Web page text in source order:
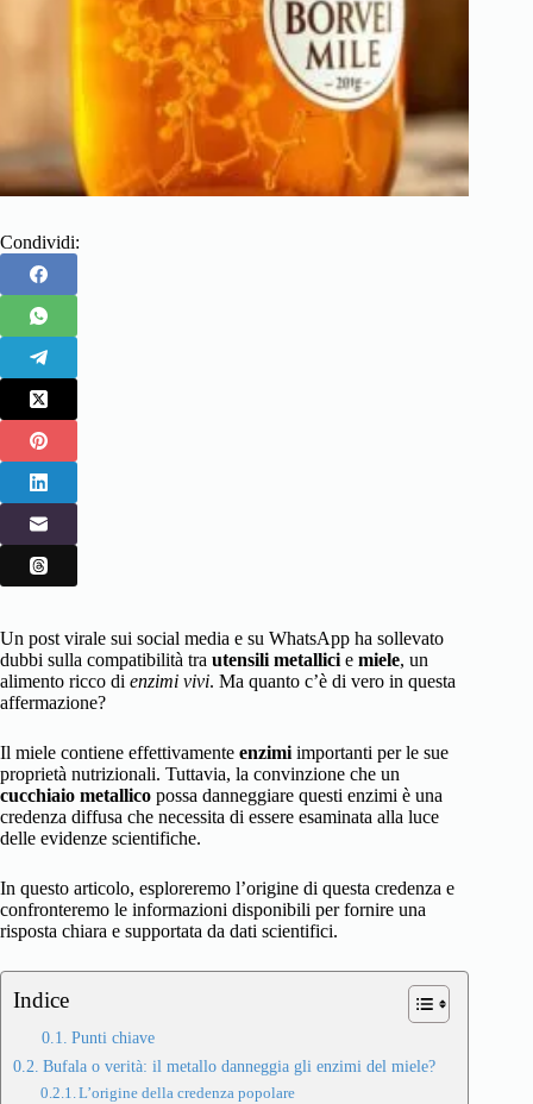
Condividi:
Un post virale sui social media e su WhatsApp ha sollevato
dubbi sulla compatibilità tra utensili metallici e miele, un
alimento ricco di enzimi vivi. Ma quanto c’è di vero in questa
affermazione?
Il miele contiene effettivamente enzimi importanti per le sue
proprietà nutrizionali. Tuttavia, la convinzione che un
cucchiaio metallico possa danneggiare questi enzimi è una
credenza diffusa che necessita di essere esaminata alla luce
delle evidenze scientifiche.
In questo articolo, esploreremo l’origine di questa credenza e
confronteremo le informazioni disponibili per fornire una
risposta chiara e supportata da dati scientifici.
Indice
Punti chiave
Bufala o verità: il metallo danneggia gli enzimi del miele?
L’origine della credenza popolare